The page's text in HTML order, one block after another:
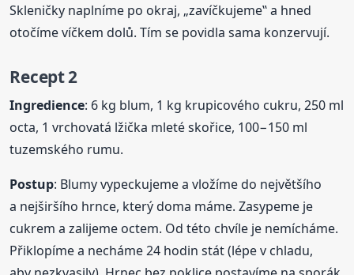
Skleničky naplníme po okraj, „zavíčkujeme‟ a hned
otočíme víčkem dolů. Tím se povidla sama konzervují.
Recept 2
Ingredience: 6 kg blum, 1 kg krupicového cukru, 250 ml
octa, 1 vrchovatá lžička mleté skořice, 100−150 ml
tuzemského rumu.
Postup: Blumy vypeckujeme a vložíme do největšího
a nejširšího hrnce, který doma máme. Zasypeme je
cukrem a zalijeme octem. Od této chvíle je nemícháme.
Přiklopíme a necháme 24 hodin stát (lépe v chladu,